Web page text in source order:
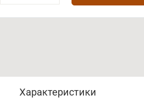
Характеристики